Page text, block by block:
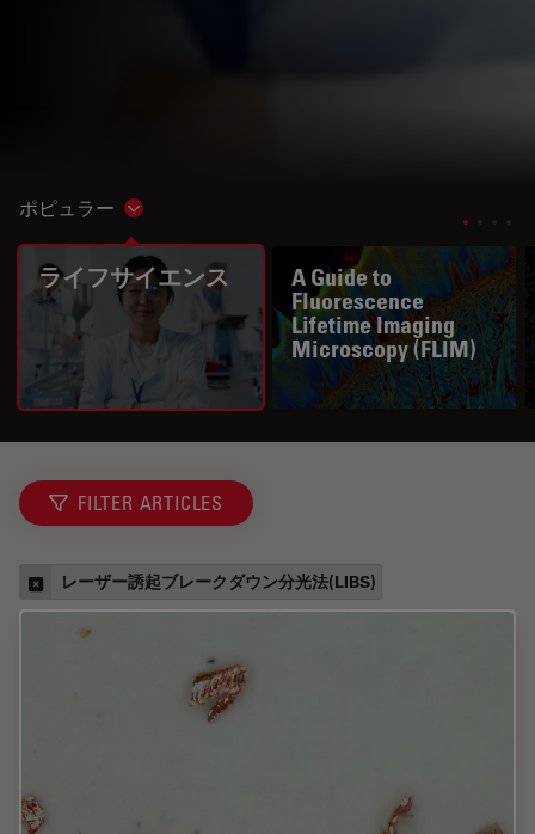
ポピュラー Show subnavigation
ライフサイエンス
A Guide to
Fluorescence
Lifetime Imaging
Microscopy (FLIM)
FILTER ARTICLES
レーザー誘起ブレークダウン分光法(LIBS)